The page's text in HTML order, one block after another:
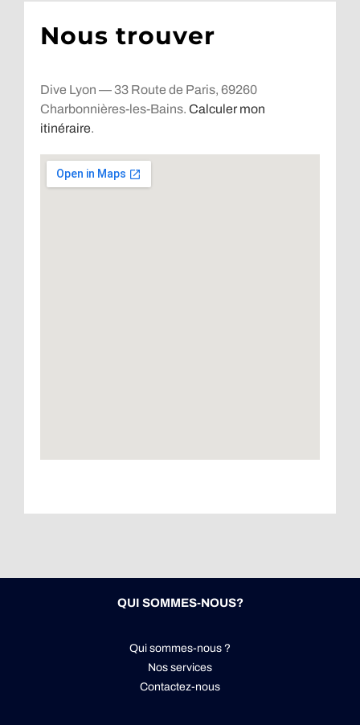
Nous trouver
Dive Lyon — 33 Route de Paris, 69260
Charbonnières-les-Bains. Calculer mon
itinéraire.
QUI SOMMES-NOUS?
Qui sommes-nous ?
Nos services
Contactez-nous